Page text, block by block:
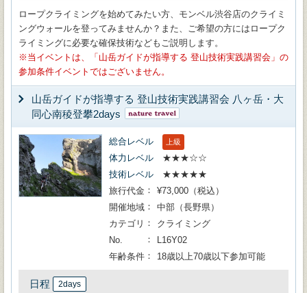
ロープクライミングを始めてみたい方、モンベル渋谷店のクライミ
ングウォールを登ってみませんか？また、ご希望の方にはロープク
ライミングに必要な確保技術などもご説明します。
当イベントは、「山岳ガイドが指導する 登山技術実践講習会」の
参加条件イベントではございません。
山岳ガイドが指導する 登山技術実践講習会 八ヶ岳・大
同心南稜登攀2days
総合レベル 上級
体力レベル
★★★☆☆
技術レベル
★★★★★
旅行代金
¥73,000（税込）
開催地域
中部（長野県）
カテゴリ
クライミング
No.
L16Y02
年齢条件
18歳以上70歳以下参加可能
日程 2days